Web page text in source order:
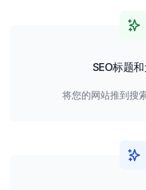
SEO标题
将您的网站推到搜